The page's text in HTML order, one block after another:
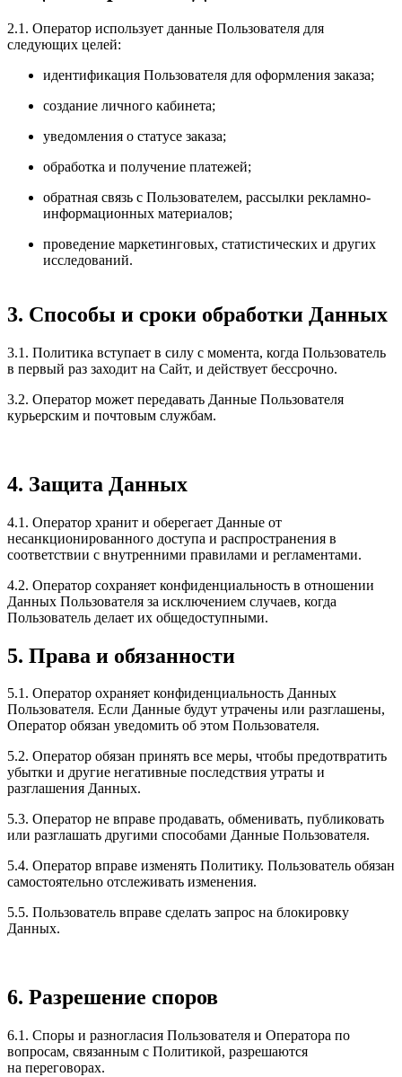
2.1. Оператор использует данные Пользователя для
следующих целей:
идентификация Пользователя для оформления заказа;
создание личного кабинета;
уведомления о статусе заказа;
обработка и получение платежей;
обратная связь с Пользователем, рассылки рекламно-
информационных материалов;
проведение маркетинговых, статистических и других
исследований.
3. Способы и сроки обработки Данных
3.1. Политика вступает в силу с момента, когда Пользователь
в первый раз заходит на Сайт, и действует бессрочно.
3.2. Оператор может передавать Данные Пользователя
курьерским и почтовым службам.
4. Защита Данных
4.1. Оператор хранит и оберегает Данные от
несанкционированного доступа и распространения в
соответствии с внутренними правилами и регламентами.
4.2. Оператор сохраняет конфиденциальность в отношении
Данных Пользователя за исключением случаев, когда
Пользователь делает их общедоступными.
5. Права и обязанности
5.1. Оператор охраняет конфиденциальность Данных
Пользователя. Если Данные будут утрачены или разглашены,
Оператор обязан уведомить об этом Пользователя.
5.2. Оператор обязан принять все меры, чтобы предотвратить
убытки и другие негативные последствия утраты и
разглашения Данных.
5.3. Оператор не вправе продавать, обменивать, публиковать
или разглашать другими способами Данные Пользователя.
5.4. Оператор вправе изменять Политику. Пользователь обязан
самостоятельно отслеживать изменения.
5.5. Пользователь вправе сделать запрос на блокировку
Данных.
6. Разрешение споров
6.1. Споры и разногласия Пользователя и Оператора по
вопросам, связанным с Политикой, разрешаются
на переговорах.